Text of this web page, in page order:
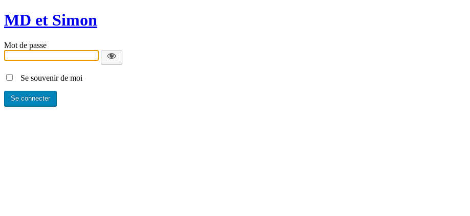
MD et Simon
Mot de passe
Se souvenir de moi